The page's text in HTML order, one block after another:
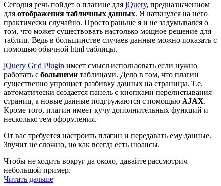
Сегодня речь пойдет о плагине для jQuery, предназначенном
для отображения табличных данных. Я наткнулся на него
практически случайно. Просто раньше я и не задумывался о
том, что может существовать настолько мощное решение для
таблиц. Ведь в большинстве случаев данные можно показать с
помощью обычной html таблицы.
jQuery Grid Plugin имеет смысл использовать если нужно
работать с большими таблицами. Дело в том, что плагин
существенно упрощает разбивку данных на страницы. Т.е.
автоматически создается панель с кнопками перелистывания
страниц, а новые данные подгружаются с помощью AJAX.
Кроме того, плагин имеет кучу дополнительных функций и
несколько тем оформления.
От вас требуется настроить плагин и передавать ему данные.
Звучит не сложно, но как всегда есть нюансы.
Чтобы не ходить вокруг да около, давайте рассмотрим
небольшой пример.
Читать дальше